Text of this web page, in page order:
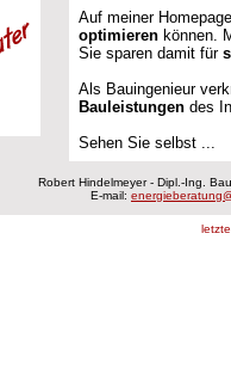
Auf meiner
optimieren können.
Sie sparen damit für
Als Bauingenieur
Bauleistungen des
Sehen Sie selbst ...
Robert Hindelmeyer - Dipl.-Ing.
E-mail: